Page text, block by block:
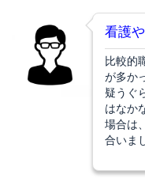
看護
比較的
が多か
疑うぐ
はなか
場合は
合いま